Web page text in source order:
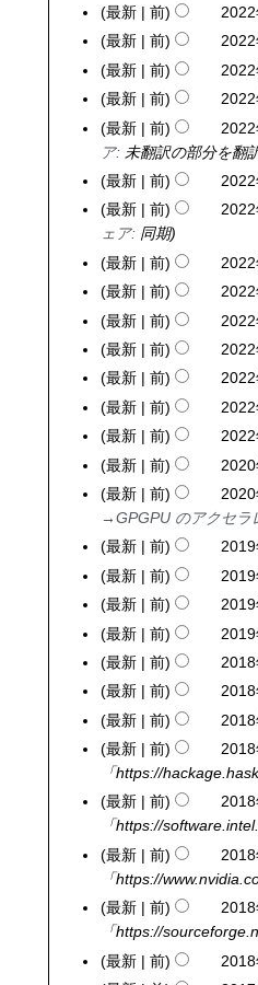
日
2
7
月
2
1
月
1
6
0
4
月
日
2
0
7
1
9
最新 前
2
0
月
1
日
最新 前
最新
前
2
0
1
1
日
最新 前
2
2
7
日
最新 前
ア: 未翻訳の部分を翻
最新
前
最新
前
ェア: 同期
最新
前
最新
前
最新
前
最新
前
最新
前
最新
前
2
0
月
1
5
最新 前
2
0
2
月
3
木
最新 前
2
2
月
1
7
最新 前
→GPGPU のアクセラ
2
0
9
月
2
最新 前
2
0
9
月
1
最新 前
2
0
7
月
日
最新 前
2
0
6
4
最新 前
2
0
月
0
最新 前
2
0
1
日
日
最新 前
2
0
0
最新 前
2
1
最新 前
「https://
2
1
最新 前
「https://
最新
前
「https://
最新
前
「https://
2
最新 前